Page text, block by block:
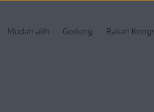
Mudah alih Gedung Rakan